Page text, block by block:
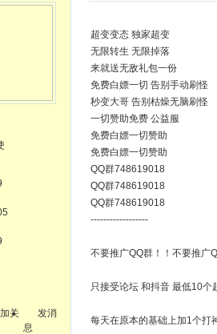
加关
发消
息
超变变态 独家超变
无限转生 无限掉落
来就送无敌礼包一份
免费白嫖一切 告别手动刷怪
秒变大哥 告别枯燥无脑刷怪
一切赞助免费 公益服
免费白嫖一切赞助
免费白嫖一切赞助
QQ群748619018
QQ群748619018
QQ群748619018
------------------
不要推广QQ群！！不要推广
只接受论坛 和抖音 最低10个
每天在原本的基础上加1个打